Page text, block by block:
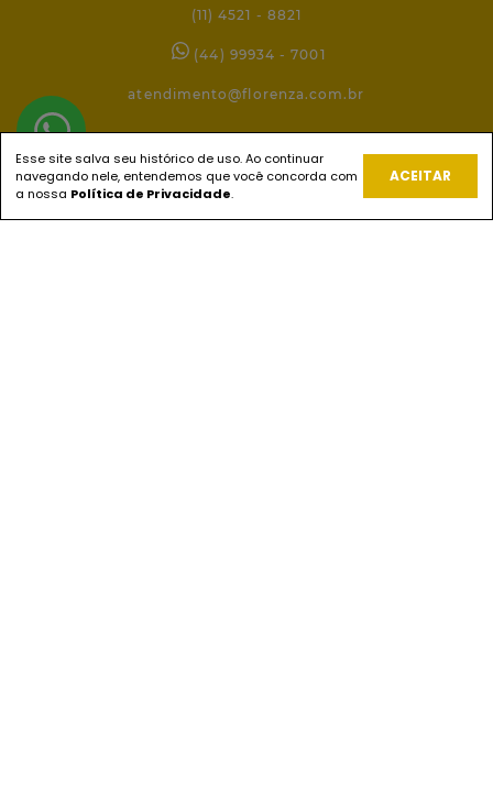
(11) 4521 - 8821
(44) 99934 - 7001
atendimento@florenza.com.br
REDES SOCIAIS
Esse site salva seu histórico de uso. Ao continuar
navegando nele, entendemos que você concorda com
a nossa Política de Privacidade.
ACEITAR